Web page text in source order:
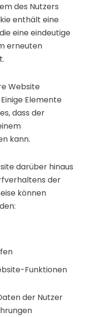
des Nutzers
enthält eine
eine eindeutige
erneuten
Website
Elemente
dass der
kann.
darüber hinaus
der
können
Funktionen
der Nutzer